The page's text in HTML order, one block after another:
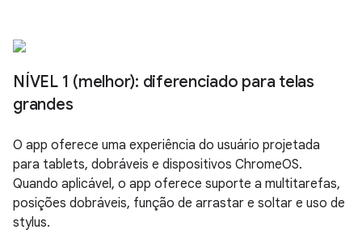
NÍVEL 1 (melhor): diferenciado para telas
grandes
O app oferece uma experiência do usuário projetada
para tablets, dobráveis e dispositivos ChromeOS.
Quando aplicável, o app oferece suporte a multitarefas,
posições dobráveis, função de arrastar e soltar e uso de
stylus.